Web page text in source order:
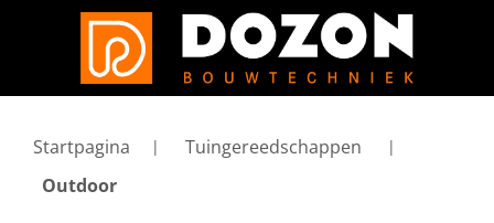
Startpagina
Tuingereedschappen
Outdoor